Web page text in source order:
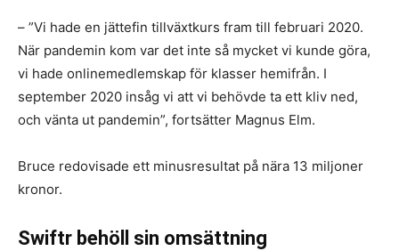
– ”Vi hade en jättefin tillväxtkurs fram till februari 2020.
När pandemin kom var det inte så mycket vi kunde göra,
vi hade onlinemedlemskap för klasser hemifrån. I
september 2020 insåg vi att vi behövde ta ett kliv ned,
och vänta ut pandemin”, fortsätter Magnus Elm.
Bruce redovisade ett minusresultat på nära 13 miljoner
kronor.
Swiftr behöll sin omsättning